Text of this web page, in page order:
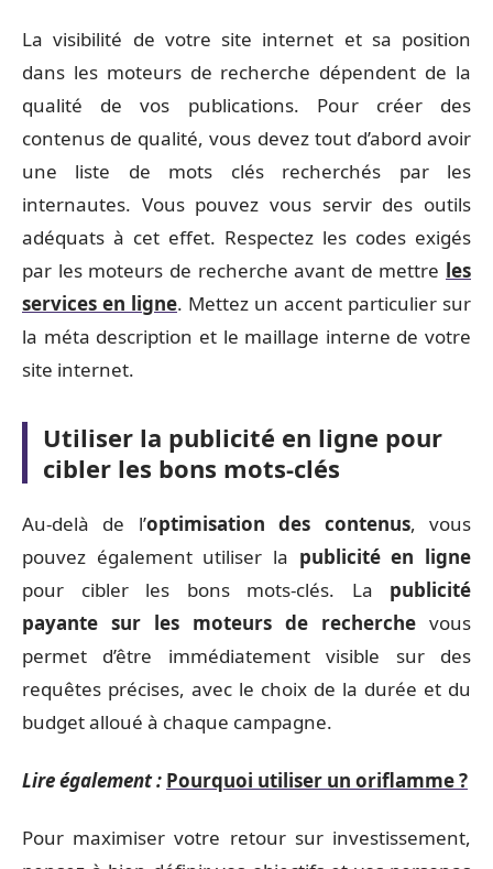
La visibilité de votre site internet et sa position
dans les moteurs de recherche dépendent de la
qualité de vos publications. Pour créer des
contenus de qualité, vous devez tout d’abord avoir
une liste de mots clés recherchés par les
internautes. Vous pouvez vous servir des outils
adéquats à cet effet. Respectez les codes exigés
par les moteurs de recherche avant de mettre les
services en ligne. Mettez un accent particulier sur
la méta description et le maillage interne de votre
site internet.
Utiliser la publicité en ligne pour
cibler les bons mots-clés
Au-delà de l’optimisation des contenus, vous
pouvez également utiliser la publicité en ligne
pour cibler les bons mots-clés. La publicité
payante sur les moteurs de recherche vous
permet d’être immédiatement visible sur des
requêtes précises, avec le choix de la durée et du
budget alloué à chaque campagne.
Lire également : Pourquoi utiliser un oriflamme ?
Pour maximiser votre retour sur investissement,